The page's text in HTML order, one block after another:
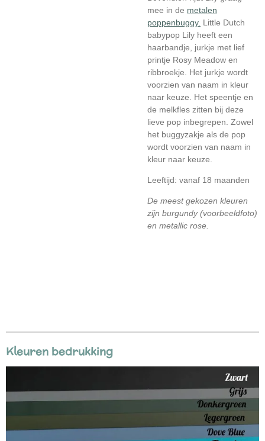
mee in de metalen
poppenbuggy. Little Dutch
babypop Lily heeft een
haarbandje, jurkje met lief
printje Rosy Meadow en
ribbroekje. Het jurkje wordt
voorzien van naam in kleur
naar keuze. Het speentje en
de melkfles zitten bij deze
lieve pop inbegrepen. Zowel
het buggyzakje als de pop
wordt voorzien van naam in
kleur naar keuze.
Leeftijd: vanaf 18 maanden
De meest gekozen kleuren
zijn burgundy (voorbeeldfoto)
en metallic rose.
Kleuren bedrukking